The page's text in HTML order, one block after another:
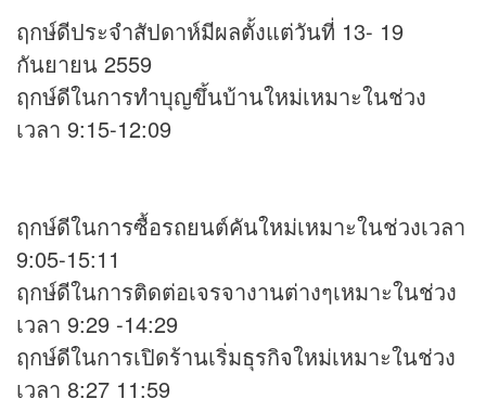
ฤกษ์ดีประจำสัปดาห์มีผลตั้งแต่วันที่ 13- 19
กันยายน 2559
ฤกษ์ดีในการทำบุญขึ้นบ้านใหม่เหมาะในช่วง
เวลา 9:15-12:09
ฤกษ์ดีในการซื้อรถยนต์คันใหม่เหมาะในช่วงเวลา
9:05-15:11
ฤกษ์ดีในการติดต่อเจรจางานต่างๆเหมาะในช่วง
เวลา 9:29 -14:29
ฤกษ์ดีในการเปิดร้านเริ่มธุรกิจใหม่เหมาะในช่วง
เวลา 8:27 11:59